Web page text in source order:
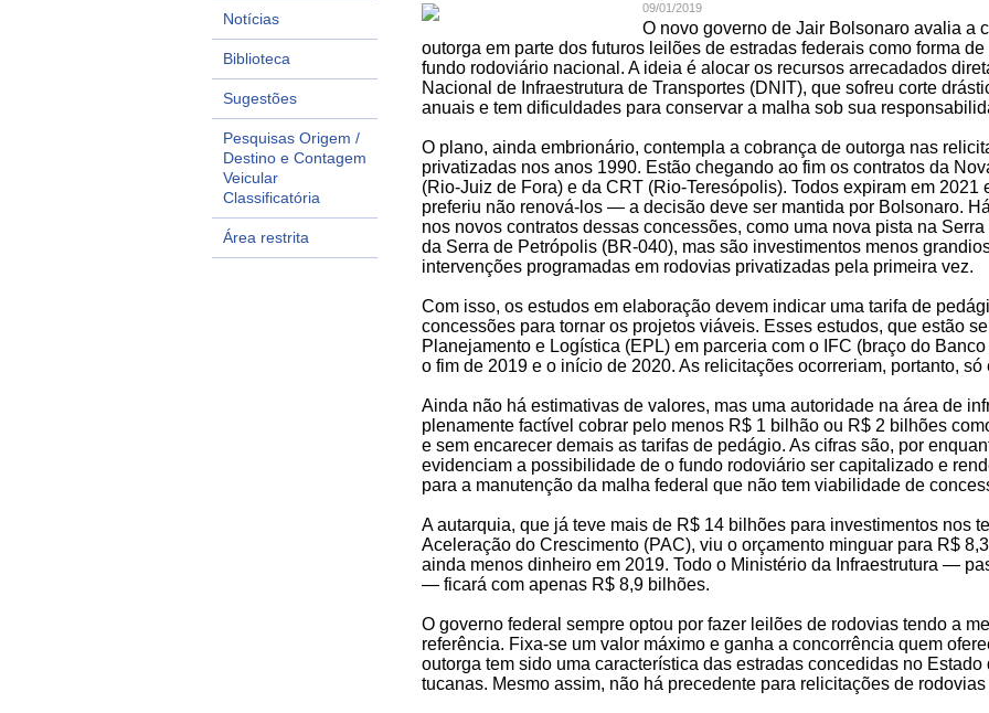
Notícias
Biblioteca
Sugestões
Pesquisas Origem /
Destino e Contagem
Veicular
Classificatória
Área restrita
09/01/2019
O novo governo de Jair Bolsonaro avalia a
outorga em parte dos futuros leilões de estradas federais como forma
fundo rodoviário nacional. A ideia é alocar os recursos arrecadados
Nacional de Infraestrutura de Transportes (DNIT), que sofreu corte
anuais e tem dificuldades para conservar a malha sob sua
O plano, ainda embrionário, contempla a cobrança de outorga nas
privatizadas nos anos 1990. Estão chegando ao fim os contratos da
(Rio-Juiz de Fora) e da CRT (Rio-Teresópolis). Todos expiram em 2021
preferiu não renová-los — a decisão deve ser mantida por Bolsonaro.
nos novos contratos dessas concessões, como uma nova pista na
da Serra de Petrópolis (BR-040), mas são investimentos menos
intervenções programadas em rodovias privatizadas pela primeira vez.
Com isso, os estudos em elaboração devem indicar uma tarifa de
concessões para tornar os projetos viáveis. Esses estudos, que estão
Planejamento e Logística (EPL) em parceria com o IFC (braço do
o fim de 2019 e o início de 2020. As relicitações ocorreriam, portanto,
Ainda não há estimativas de valores, mas uma autoridade na área de
plenamente factível cobrar pelo menos R$ 1 bilhão ou R$ 2 bilhões
e sem encarecer demais as tarifas de pedágio. As cifras são, por
evidenciam a possibilidade de o fundo rodoviário ser capitalizado e
para a manutenção da malha federal que não tem viabilidade de
A autarquia, que já teve mais de R$ 14 bilhões para investimentos nos
Aceleração do Crescimento (PAC), viu o orçamento minguar para R$
ainda menos dinheiro em 2019. Todo o Ministério da Infraestrutura —
— ficará com apenas R$ 8,9 bilhões.
O governo federal sempre optou por fazer leilões de rodovias tendo a
referência. Fixa-se um valor máximo e ganha a concorrência quem
outorga tem sido uma característica das estradas concedidas no
tucanas. Mesmo assim, não há precedente para relicitações de